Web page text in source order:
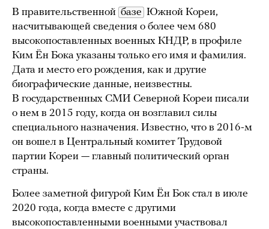
В правительственной базе Южной Кореи,
насчитывающей сведения о более чем 680
высокопоставленных военных КНДР, в профиле
Ким Ён Бока указаны только его имя и фамилия.
Дата и место его рождения, как и другие
биографические данные, неизвестны.
В государственных СМИ Северной Кореи писали
о нем в 2015 году, когда он возглавил силы
специального назначения. Известно, что в 2016-м
он вошел в Центральный комитет Трудовой
партии Кореи — главный политический орган
страны.
Более заметной фигурой Ким Ён Бок стал в июле
2020 года, когда вместе с другими
высокопоставленными военными участвовал